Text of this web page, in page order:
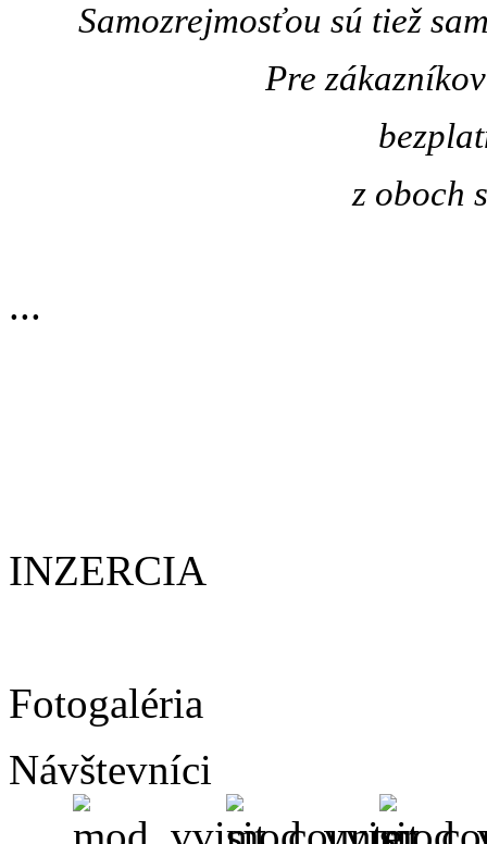
Samozrejmosťou sú tiež
Pre
z oboch
...
INZERCIA
Fotogaléria
Návštevníci